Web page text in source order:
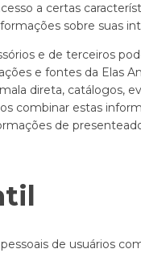
a certas
sobre suas
e de terceiros
e fontes da Elas
direta, catálogos,
combinar estas
de
de usuários